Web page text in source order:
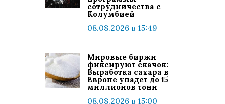
сотрудничества с
Колумбией
08.08.2026 в 15:49
Мировые биржи
фиксируют скачок:
Выработка сахара в
Европе упадет до 15
миллионов тонн
08.08.2026 в 15:00